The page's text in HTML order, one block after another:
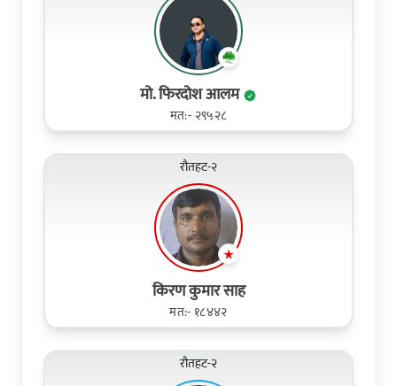
मो. फिरदोश आलम
मत:- २९५२८
रौतहट-२
किरण कुमार साह
मत:- १८४४२
रौतहट-२